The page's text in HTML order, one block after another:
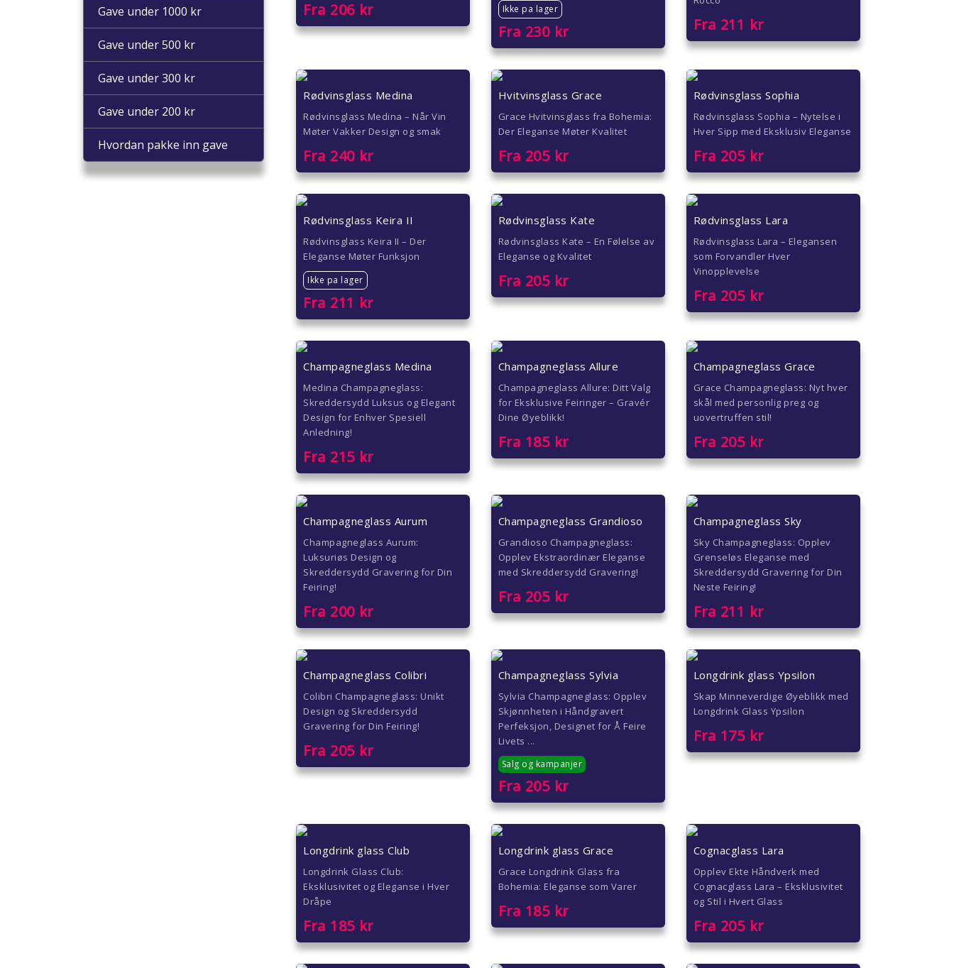
Gave under 1000 kr
Gave under 500 kr
Gave under 300 kr
Gave under 200 kr
Hvordan pakke inn gave
Fra 206kr Ikke pa lager
Fra 230kr Fra 211 kr
Rødvinsglass Medina
Rødvinsglass Medina – Når Vin
Møter Vakker Design og smak
Fra 240kr
Hvitvinsglass Grace
Grace Hvitvinsglass fra Bohemia:
Der Eleganse Møter Kvalitet
Fra 205kr
Rødvinsglass Sophia
Rødvinsglass Sophia – Nytelse i
Hver Sipp med Eksklusiv Eleganse
Fra 205kr
Rødvinsglass Keira II
Rødvinsglass Keira II – Der
Eleganse Møter Funksjon
Ikke pa lager
Fra 211 kr
Rødvinsglass Kate
Rødvinsglass Kate – En Følelse av
Eleganse og Kvalitet
Fra 205kr
Rødvinsglass Lara
Rødvinsglass Lara – Elegansen
som Forvandler Hver
Vinopplevelse
Fra 205kr
Champagneglass Medina
Medina Champagneglass:
Skreddersydd Luksus og Elegant
Design for Enhver Spesiell
Anledning!
Fra 215kr
Champagneglass Allure
Champagneglass Allure: Ditt Valg
for Eksklusive Feiringer – Gravér
Dine Øyeblikk!
Fra 185kr
Champagneglass Grace
Grace Champagneglass: Nyt hver
skål med personlig preg og
uovertruffen stil!
Fra 205kr
Champagneglass Aurum
Champagneglass Aurum:
Luksuriøs Design og
Skreddersydd Gravering for Din
Feiring!
Fra 200kr
Champagneglass Grandioso
Grandioso Champagneglass:
Opplev Ekstraordinær Eleganse
med Skreddersydd Gravering!
Fra 205kr
Champagneglass Sky
Sky Champagneglass: Opplev
Grenseløs Eleganse med
Skreddersydd Gravering for Din
Neste Feiring!
Fra 211 kr
Champagneglass Colibri
Colibri Champagneglass: Unikt
Design og Skreddersydd
Gravering for Din Feiring!
Fra 205kr
Champagneglass Sylvia
Sylvia Champagneglass: Opplev
Skjønnheten i Håndgravert
Perfeksjon, Designet for Å Feire
Livets ...
Salg og kampanjer
Fra 205kr
Longdrink glass Ypsilon
Skap Minneverdige Øyeblikk med
Longdrink Glass Ypsilon
Fra 175kr
Longdrink glass Club
Longdrink Glass Club:
Eksklusivitet og Eleganse i Hver
Dråpe
Fra 185kr
Longdrink glass Grace
Grace Longdrink Glass fra
Bohemia: Eleganse som Varer
Fra 185kr
Cognacglass Lara
Opplev Ekte Håndverk med
Cognacglass Lara – Eksklusivitet
og Stil i Hvert Glass
Fra 205kr